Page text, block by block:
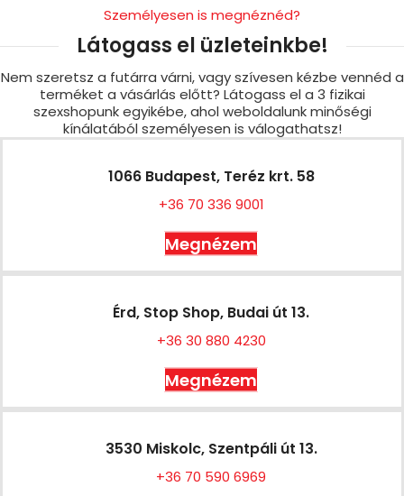
Személyesen is megnéznéd?
Látogass el üzleteinkbe!
Nem szeretsz a futárra várni, vagy szívesen kézbe vennéd a
terméket a vásárlás előtt? Látogass el a 3 fizikai
szexshopunk egyikébe, ahol weboldalunk minőségi
kínálatából személyesen is válogathatsz!
1066 Budapest, Teréz krt. 58
+36 70 336 9001
Megnézem
Érd, Stop Shop, Budai út 13.
+36 30 880 4230
Megnézem
3530 Miskolc, Szentpáli út 13.
+36 70 590 6969